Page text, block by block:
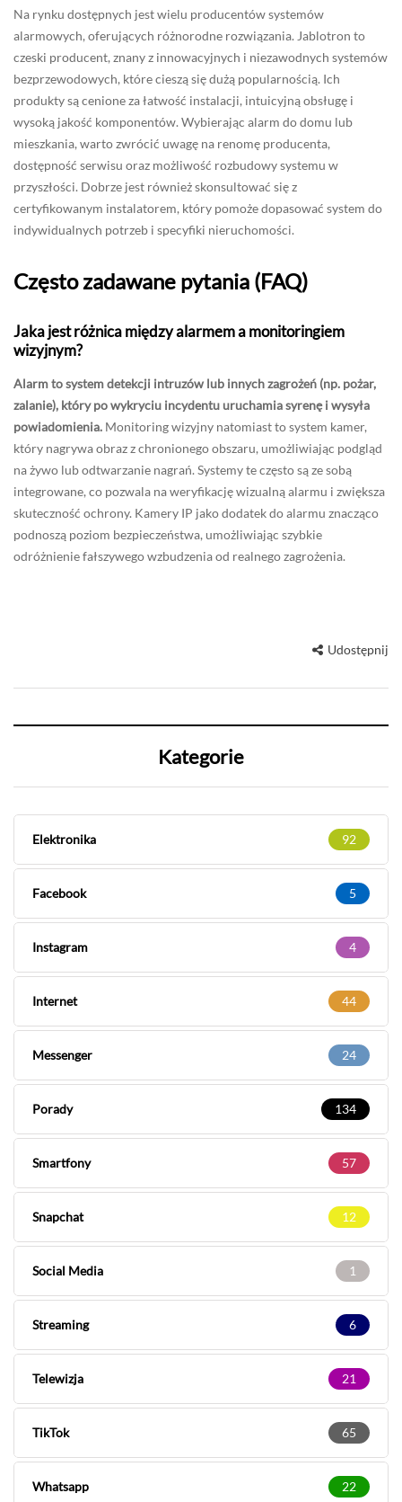
Na rynku dostępnych jest wielu producentów systemów
alarmowych, oferujących różnorodne rozwiązania. Jablotron to
czeski producent, znany z innowacyjnych i niezawodnych systemów
bezprzewodowych, które cieszą się dużą popularnością. Ich
produkty są cenione za łatwość instalacji, intuicyjną obsługę i
wysoką jakość komponentów. Wybierając alarm do domu lub
mieszkania, warto zwrócić uwagę na renomę producenta,
dostępność serwisu oraz możliwość rozbudowy systemu w
przyszłości. Dobrze jest również skonsultować się z
certyfikowanym instalatorem, który pomoże dopasować system do
indywidualnych potrzeb i specyfiki nieruchomości.
Często zadawane pytania (FAQ)
Jaka jest różnica między alarmem a monitoringiem
wizyjnym?
Alarm to system detekcji intruzów lub innych zagrożeń (np. pożar,
zalanie), który po wykryciu incydentu uruchamia syrenę i wysyła
powiadomienia. Monitoring wizyjny natomiast to system kamer,
który nagrywa obraz z chronionego obszaru, umożliwiając podgląd
na żywo lub odtwarzanie nagrań. Systemy te często są ze sobą
integrowane, co pozwala na weryfikację wizualną alarmu i zwiększa
skuteczność ochrony. Kamery IP jako dodatek do alarmu znacząco
podnoszą poziom bezpieczeństwa, umożliwiając szybkie
odróżnienie fałszywego wzbudzenia od realnego zagrożenia.
Udostępnij
Kategorie
Elektronika 92
Facebook 5
Instagram 4
Internet 44
Messenger 24
Porady 134
Smartfony 57
Snapchat 12
Social Media 1
Streaming 6
Telewizja 21
TikTok 65
Whatsapp 22